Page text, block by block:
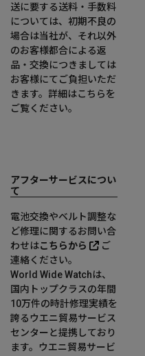
送に要する送料・手数料
については、初期不良の
場合は当社が、それ以外
のお客様都合による返
品・交換につきましては
お客様にてご負担いただ
きます。詳細はこちらを
ご覧ください。
アフターサービスについ
て
電池交換やベルト調整な
ど修理に関するお問い合
わせはこちらから
ご
連絡ください。
World Wide Watchは、
国内トップクラスの年間
10万件の時計修理実績を
誇るウエニ貿易サービス
センターと提携しており
ます。ウエニ貿易サービ